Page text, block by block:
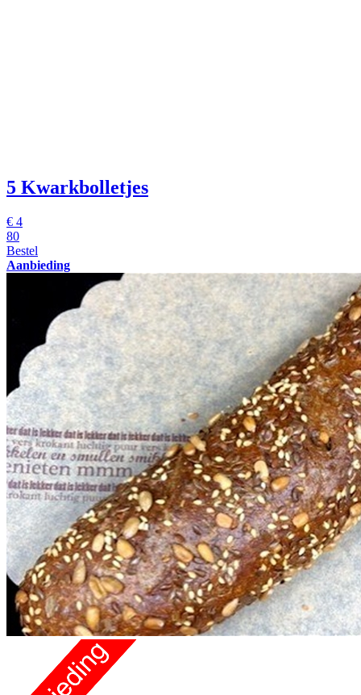
5 Kwarkbolletjes
€ 4
80
Bestel
Aanbieding